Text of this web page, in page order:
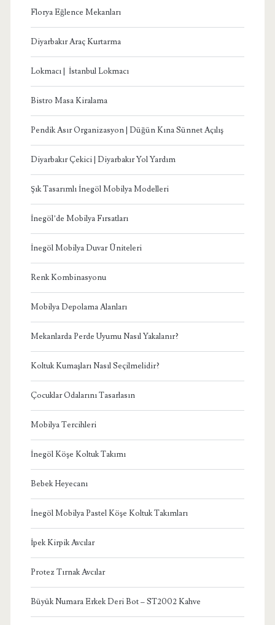
Florya Eğlence Mekanları
Diyarbakır Araç Kurtarma
Lokmacı | İstanbul Lokmacı
Bistro Masa Kiralama
Pendik Asır Organizasyon | Düğün Kına Sünnet Açılış
Diyarbakır Çekici | Diyarbakır Yol Yardım
Şık Tasarımlı İnegöl Mobilya Modelleri
İnegöl’de Mobilya Fırsatları
İnegöl Mobilya Duvar Üniteleri
Renk Kombinasyonu
Mobilya Depolama Alanları
Mekanlarda Perde Uyumu Nasıl Yakalanır?
Koltuk Kumaşları Nasıl Seçilmelidir?
Çocuklar Odalarını Tasarlasın
Mobilya Tercihleri
İnegöl Köşe Koltuk Takımı
Bebek Heyecanı
İnegöl Mobilya Pastel Köşe Koltuk Takımları
İpek Kirpik Avcılar
Protez Tırnak Avcılar
Büyük Numara Erkek Deri Bot – ST2002 Kahve